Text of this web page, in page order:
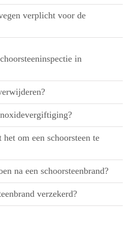
verplicht voor de
in
om een schoorsteen te
na een schoorsteenbrand?
verzekerd?